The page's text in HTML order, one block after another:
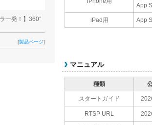
一発！】360°
[製品ページ]
App
iPad用 App
マニュアル
種類
スタートガイド
RTSP URL